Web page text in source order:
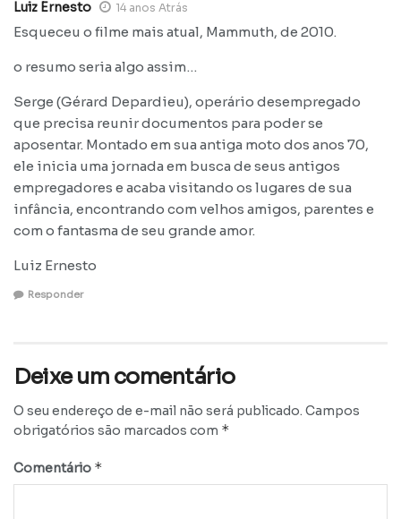
Luiz Ernesto 14 anos Atrás
Esqueceu o filme mais atual, Mammuth, de 2010.
o resumo seria algo assim…
Serge (Gérard Depardieu), operário desempregado
que precisa reunir documentos para poder se
aposentar. Montado em sua antiga moto dos anos 70,
ele inicia uma jornada em busca de seus antigos
empregadores e acaba visitando os lugares de sua
infância, encontrando com velhos amigos, parentes e
com o fantasma de seu grande amor.
Luiz Ernesto
Responder
Deixe um comentário
O seu endereço de e-mail não será publicado. Campos
obrigatórios são marcados com *
Comentário *